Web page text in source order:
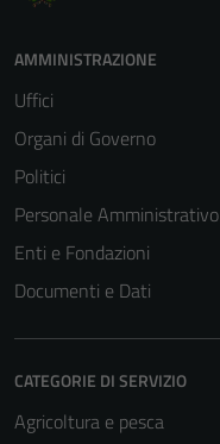
AMMINISTRAZIONE
Uffici
Organi di Governo
Politici
Personale Amministrativo
Enti e Fondazioni
Documenti e Dati
CATEGORIE DI SERVIZIO
Agricoltura e pesca